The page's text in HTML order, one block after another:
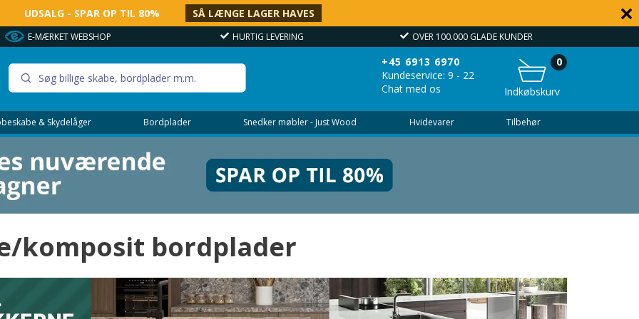
UDSALG - SPAR OP TIL 80% SÅ LÆNGE LAGER HAVES
HURTIG LEVERING OVER 100.000 GLADE KUNDER FREMRAGENDE
+45 6913 6970
Kundeservice: 9 - 22
Chat med os
Indkøbskurv
0
& Skydelåger Bordplader Snedker møbler - Just Wood Hvidevarer Tilbehør
komposit bordplader